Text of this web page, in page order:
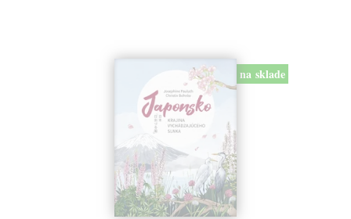
na sklade